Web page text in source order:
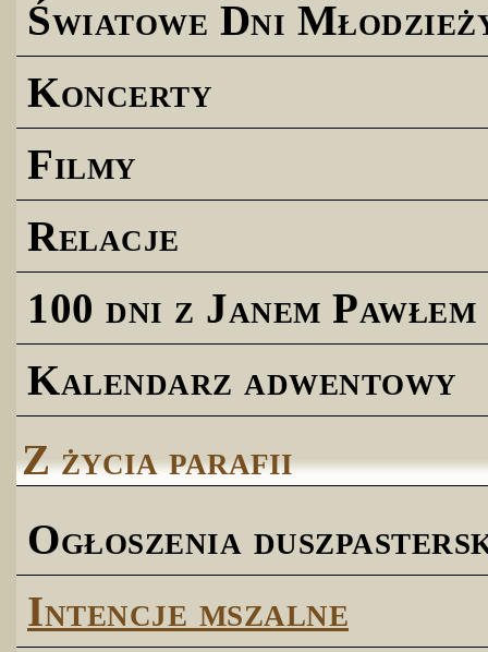
Światowe Dni
Koncerty
Filmy
Relacje
100 dni z Janem
Kalendarz adwentowy
Z życia parafii
Ogłoszenia
Intencje mszalne